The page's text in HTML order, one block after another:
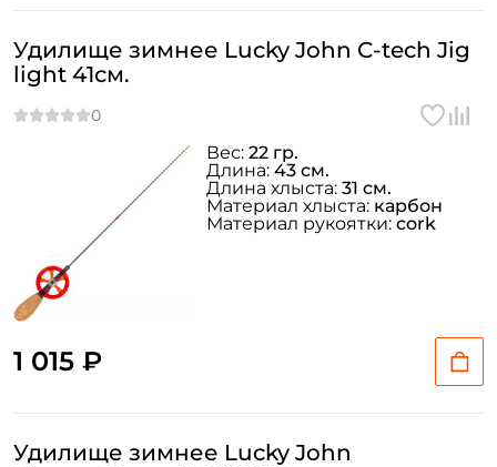
Удилище зимнее Lucky John C-tech Jig
light 41см.
1 015 ₽
Вес: 22 гр.
Длина: 43 см.
Длина хлыста: 31 см.
Материал хлыста: карбон
Материал рукоятки: cork
Удилище зимнее Lucky John